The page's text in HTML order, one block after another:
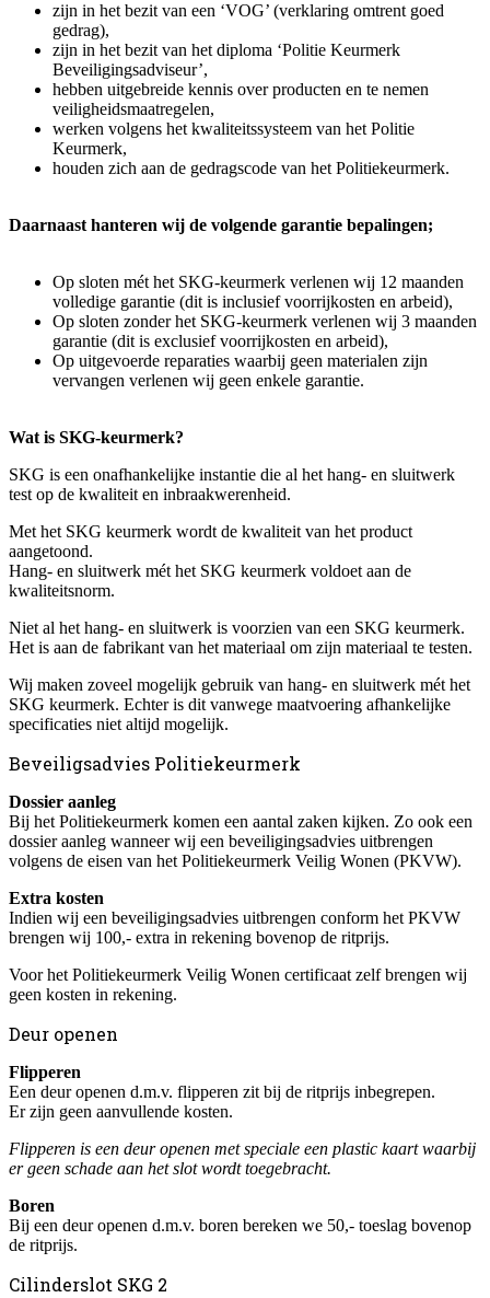
zijn in het bezit van een ‘VOG’ (verklaring omtrent goed
gedrag),
zijn in het bezit van het diploma ‘Politie Keurmerk
Beveiligingsadviseur’,
hebben uitgebreide kennis over producten en te nemen
veiligheidsmaatregelen,
werken volgens het kwaliteitssysteem van het Politie
Keurmerk,
houden zich aan de gedragscode van het Politiekeurmerk.
Daarnaast hanteren wij de volgende garantie bepalingen;
Op sloten mét het SKG-keurmerk verlenen wij 12 maanden
volledige garantie (dit is inclusief voorrijkosten en arbeid),
Op sloten zonder het SKG-keurmerk verlenen wij 3 maanden
garantie (dit is exclusief voorrijkosten en arbeid),
Op uitgevoerde reparaties waarbij geen materialen zijn
vervangen verlenen wij geen enkele garantie.
Wat is SKG-keurmerk?
SKG is een onafhankelijke instantie die al het hang- en sluitwerk
test op de kwaliteit en inbraakwerenheid.
Met het SKG keurmerk wordt de kwaliteit van het product
aangetoond.
Hang- en sluitwerk mét het SKG keurmerk voldoet aan de
kwaliteitsnorm.
Niet al het hang- en sluitwerk is voorzien van een SKG keurmerk.
Het is aan de fabrikant van het materiaal om zijn materiaal te testen.
Wij maken zoveel mogelijk gebruik van hang- en sluitwerk mét het
SKG keurmerk. Echter is dit vanwege maatvoering afhankelijke
specificaties niet altijd mogelijk.
Beveiligsadvies Politiekeurmerk
Dossier aanleg
Bij het Politiekeurmerk komen een aantal zaken kijken. Zo ook een
dossier aanleg wanneer wij een beveiligingsadvies uitbrengen
volgens de eisen van het Politiekeurmerk Veilig Wonen (PKVW).
Extra kosten
Indien wij een beveiligingsadvies uitbrengen conform het PKVW
brengen wij 100,- extra in rekening bovenop de ritprijs.
Voor het Politiekeurmerk Veilig Wonen certificaat zelf brengen wij
geen kosten in rekening.
Deur openen
Flipperen
Een deur openen d.m.v. flipperen zit bij de ritprijs inbegrepen.
Er zijn geen aanvullende kosten.
Flipperen is een deur openen met speciale een plastic kaart waarbij
er geen schade aan het slot wordt toegebracht.
Boren
Bij een deur openen d.m.v. boren bereken we 50,- toeslag bovenop
de ritprijs.
Cilinderslot SKG 2